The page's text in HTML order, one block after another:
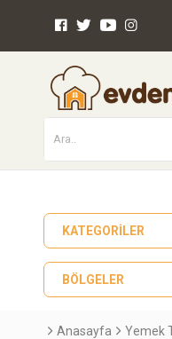
KATEGORILER
BÖLGELER
Anasayfa Yemek